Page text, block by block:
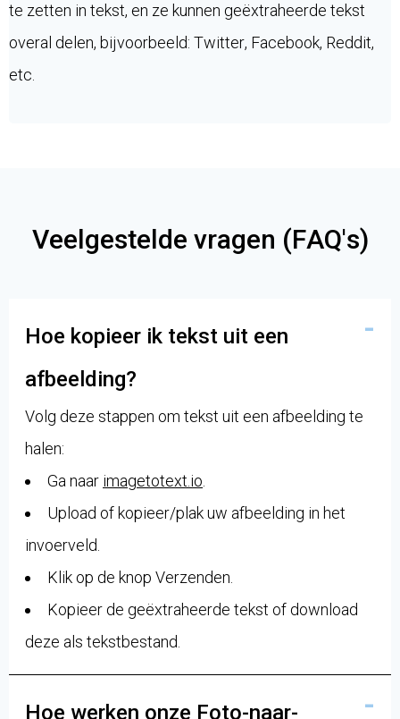
te zetten in tekst, en ze kunnen geëxtraheerde tekst
overal delen, bijvoorbeeld: Twitter, Facebook, Reddit,
etc.
Veelgestelde vragen (FAQ's)
Hoe kopieer ik tekst uit een
afbeelding?
Volg deze stappen om tekst uit een afbeelding te
halen:
Ga naar imagetotext.io
Upload of kopieer/plak uw afbeelding in het
invoerveld.
Klik op de knop Verzenden.
Kopieer de geëxtraheerde tekst of download
deze als tekstbestand.
Hoe werken onze Foto-naar-